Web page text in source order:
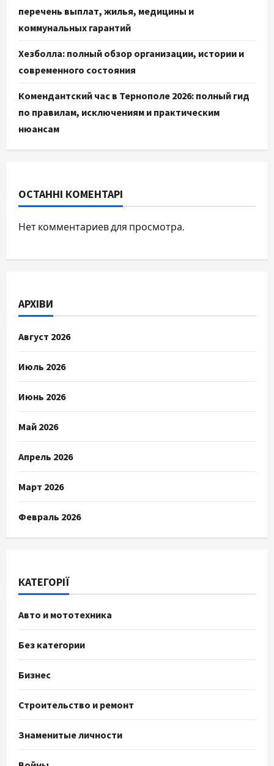
перечень выплат, жилья, медицины и
коммунальных гарантий
Хезболла: полный обзор организации, истории и
современного состояния
Комендантский час в Тернополе 2026: полный гид
по правилам, исключениям и практическим
нюансам
ОСТАННІ КОМЕНТАРІ
Нет комментариев для просмотра.
АРХІВИ
Август 2026
Июль 2026
Июнь 2026
Май 2026
Апрель 2026
Март 2026
Февраль 2026
КАТЕГОРІЇ
Авто и мототехника
Без категории
Бизнес
Строительство и ремонт
Знаменитые личности